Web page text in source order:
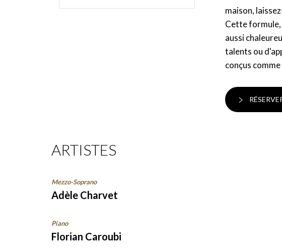
maison,
Cette formule,
aussi
talents ou
conçus
ARTISTES
Mezzo-Soprano
Adèle Charvet
Piano
Florian Caroubi